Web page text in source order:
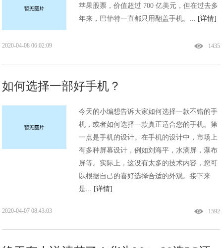
苹果股票，价值超过 700 亿美元，但在过去多
年来，巴菲特一直都只用翻盖手机。... [详情]
1435
2020-04-08 06:02:09
如何选择一部好手机？
今天的小编想告诉大家如何选择一款不错的手
机，或者如何选择一款真正适合您的手机。第
一点是手机的设计。在手机的设计中，市场上
有多种屏幕设计，例如刘海平，水滴屏，瀑布
屏等。实际上，这没有太多的技术内容，您可
以根据自己的喜好选择合适的外观。接下来
是...
[详情]
1592
2020-04-07 08:43:03